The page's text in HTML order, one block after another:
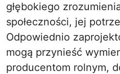
głębokiego
społeczności, jej
Odpowiednio
mogą przynieść
producentom rolnym,